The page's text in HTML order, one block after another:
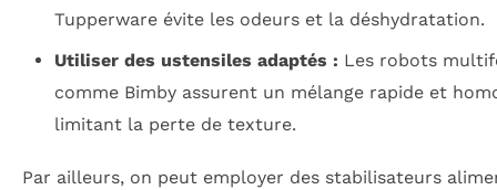
Tupperware évite les odeurs et la déshydratation.
Utiliser des ustensiles adaptés : Les robots
comme Bimby assurent un mélange rapide et
limitant la perte de texture.
Par ailleurs, on peut employer des stabilisateurs